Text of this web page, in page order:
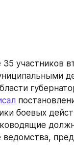
35 участников
боевых
ведомства,